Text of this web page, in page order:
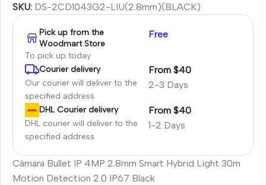
SKU: DS-2CD1043G2-LIU(2.8mm)(BLACK)
Pick up from the
Woodmart Store
To pick up today
Free
Courier delivery
Our courier will deliver to the
specified address
2-3 Days
From $40
DHL Courier delivery
DHL courier will deliver to the
specified address
1-2 Days
From $40
Cámara Bullet IP 4MP 2.8mm Smart Hybrid Light 30m
Motion Detection 2.0 IP67 Black